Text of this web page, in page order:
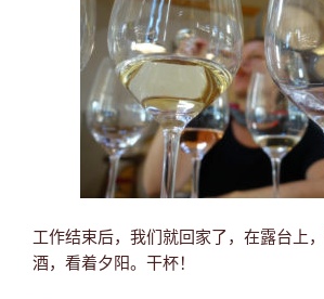
工作结束后，我们就回家了，在露台上
酒，看着夕阳。干杯！